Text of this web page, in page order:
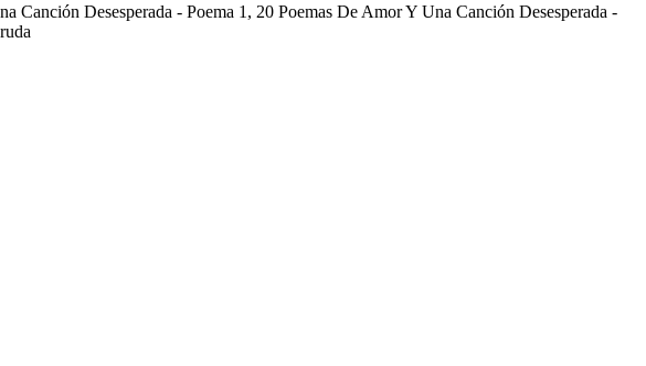
Canción Desesperada - Poema 1, 20 Poemas De Amor Y Una Canción Desesperada -